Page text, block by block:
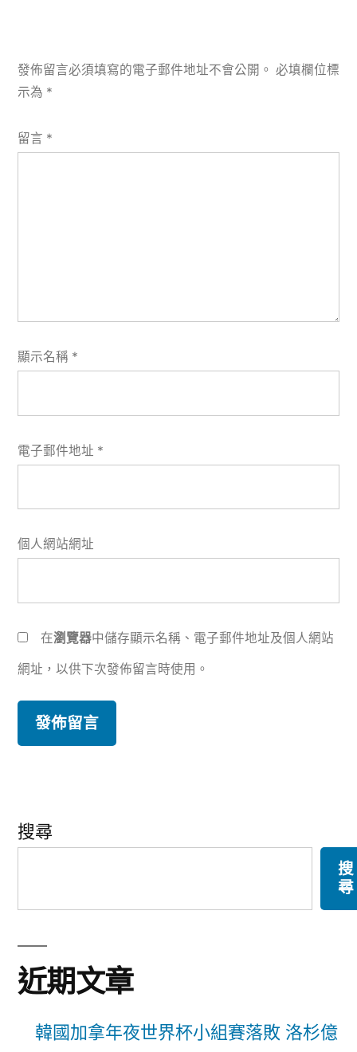
發佈留言必須填寫的電子郵件地址不會公開。 必填欄位標
示為 *
留言 *
顯示名稱 *
電子郵件地址 *
個人網站網址
在瀏覽器中儲存顯示名稱、電子郵件地址及個人網站
網址，以供下次發佈留言時使用。
搜尋
搜
尋
近期文章
韓國加拿年夜世界杯小組賽落敗 洛杉億